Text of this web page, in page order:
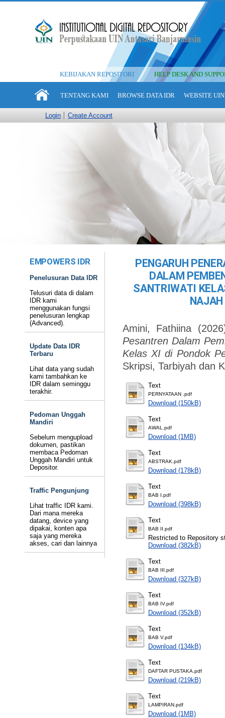
KEBIJAKAN REPOSITORI HELP DESK AND
TENTANG KAMI BROWSE DATA IDR WEBSITE
Login Create Account
EMPOWERS IDR
Penelusuran Data IDR
Telusuri data di dalam
IDR kami
menggunakan fungsi
penelusuran lengkap
(Advanced).
Update Data IDR
Terbaru
Lihat data yang sudah
kami tambahkan ke
IDR dalam seminggu
terakhir.
Pedoman Unggah
Mandiri
Sebelum mengupload
dokumen, pastikan
membaca Pedoman
Unggah Mandiri untuk
Depositor.
Traffic Pengunjung
Lihat traffic IDR kami.
Dari mana mereka
datang, device yang
dipakai, konten apa
saja yang mereka
akses, cari dan lainnya
PENGARUH
DALAM
SANTRIWATI
Amini, Fathiina
Pesantren Dalam
Kelas XI di Pondok
Skripsi, Tarbiyah dan
Text
PERNYATAAN .pdf
Download (150kB)
Text
AWAL.pdf
Download (1MB)
Text
ABSTRAK.pdf
Download (178kB)
Text
BAB I.pdf
Download (398kB)
Text
BAB II.pdf
Restricted to Repository
Download (382kB)
Text
BAB III.pdf
Download (327kB)
Text
BAB IV.pdf
Download (352kB)
Text
BAB V.pdf
Download (134kB)
Text
DAFTAR PUSTAKA.pdf
Download (219kB)
Text
LAMPIRAN.pdf
Download (1MB)